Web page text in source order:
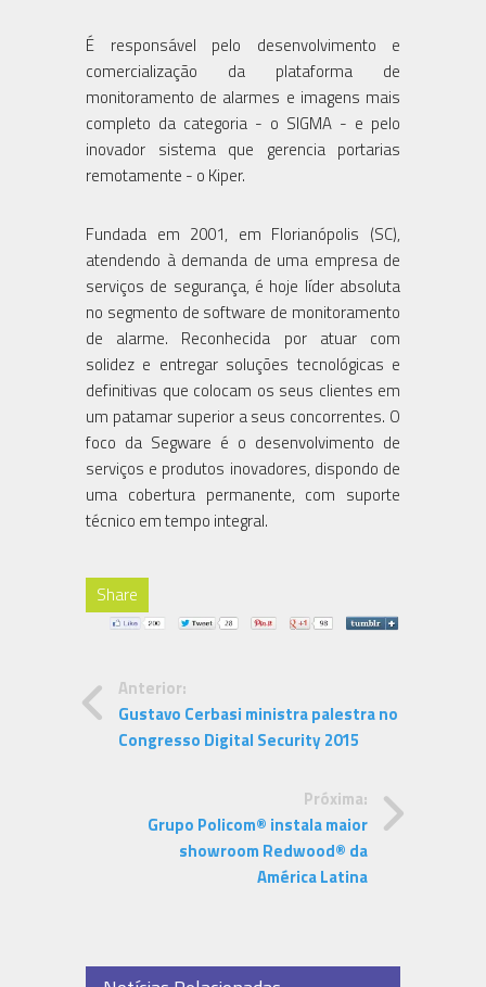
É responsável pelo desenvolvimento e
comercialização da plataforma de
monitoramento de alarmes e imagens mais
completo da categoria - o SIGMA - e pelo
inovador sistema que gerencia portarias
remotamente - o Kiper.
Fundada em 2001, em Florianópolis (SC),
atendendo à demanda de uma empresa de
serviços de segurança, é hoje líder absoluta
no segmento de software de monitoramento
de alarme. Reconhecida por atuar com
solidez e entregar soluções tecnológicas e
definitivas que colocam os seus clientes em
um patamar superior a seus concorrentes. O
foco da Segware é o desenvolvimento de
serviços e produtos inovadores, dispondo de
uma cobertura permanente, com suporte
técnico em tempo integral.
Share
Anterior:
Gustavo Cerbasi ministra palestra no
Congresso Digital Security 2015
Próxima:
Grupo Policom® instala maior
showroom Redwood® da
América Latina